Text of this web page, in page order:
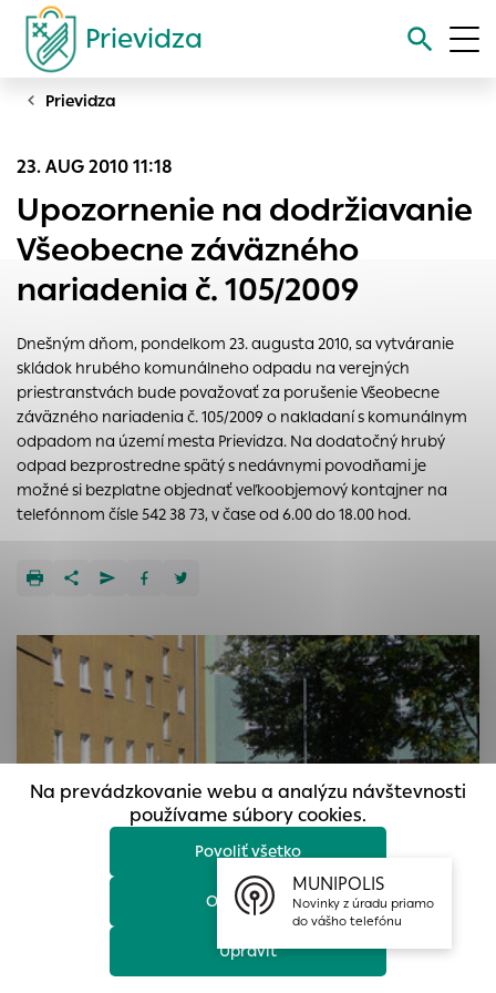
Prievidza
Vyhľadávanie
Prievidza
23. AUG 2010 11:18
Upozornenie na dodržiavanie
Všeobecne záväzného
nariadenia č. 105/2009
Dnešným dňom, pondelkom 23. augusta 2010, sa vytváranie
skládok hrubého komunálneho odpadu na verejných
priestranstvách bude považovať za porušenie Všeobecne
záväzného nariadenia č. 105/2009 o nakladaní s komunálnym
odpadom na území mesta Prievidza. Na dodatočný hrubý
odpad bezprostredne spätý s nedávnymi povodňami je
možné si bezplatne objednať veľkoobjemový kontajner na
telefónnom čísle 542 38 73, v čase od 6.00 do 18.00 hod.
Na prevádzkovanie webu a analýzu návštevnosti
používame súbory cookies.
Povoliť všetko
Odmietnuť
Upraviť
Nastavenie cookies
Cookies sú malé súbory, do ktorých webové stránky môžu
ukladať informácie o vašej aktivite a preferenciách.
Používajú sa napríklad k tomu, aby si webový prehliadač
voľba v tomto okne.
Vyberte úroveň cookies, ktorú chcete povoliť
Technické cookies
Technické súbory cookie sú pre prevádzku nevyhnutné a
pomáhajú urobiť webové stránky uplatniteľnými tým, že
umožňujú základné funkcie, ako je navigácia na stránke a
prístup k zabezpečeným oblastiam webovej stránky. Bez
Analytické cookies
pochopiť, ako návštevníci stránok stránku používajú, aby
mohol stránky optimalizovať a ponúknuť im lepšiu
skúsenosť. Všetky dáta sa zbierajú anonymne a nie je
možné ich spojiť s konkrétnou osobou.
Povoliť všetko
Uložiť nastavenia
Viac informácií
MUNIPOLIS
Novinky z úradu priamo
do vášho telefónu